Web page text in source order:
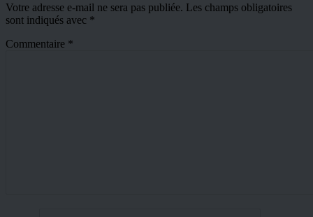
Votre adresse e-mail ne sera pas publiée. Les champs obligatoires
sont indiqués avec *
Commentaire *